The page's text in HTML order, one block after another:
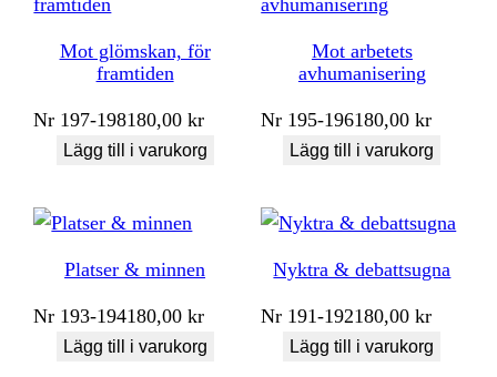
Mot glömskan, för
framtiden
Nr 197-198180,00kr
Lägg till i varukorg
Mot arbetets
avhumanisering
Nr 195-196180,00kr
Lägg till i varukorg
Platser & minnen
Nr 193-194180,00kr
Lägg till i varukorg
Nyktra & debattsugna
Nr 191-192180,00kr
Lägg till i varukorg